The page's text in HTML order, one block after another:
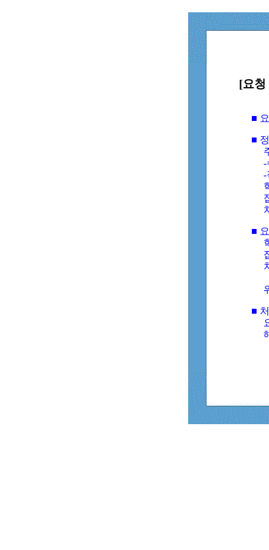
[요청
■
■
-
-
■
■